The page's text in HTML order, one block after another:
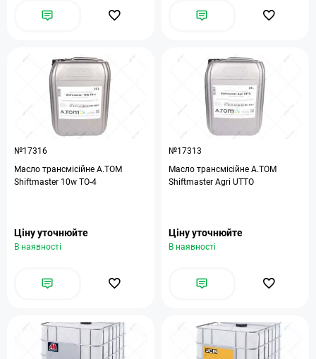
№17316
Масло трансмісійне A.TOM
Shiftmaster 10w TO-4
Ціну уточнюйте
В наявності
№17313
Масло трансмісійне A.TOM
Shiftmaster Agri UTTO
Ціну уточнюйте
В наявності